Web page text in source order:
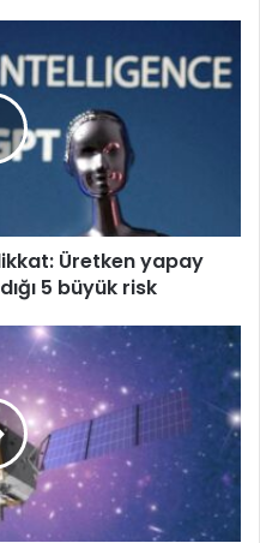
Üretken yapay
5 büyük risk